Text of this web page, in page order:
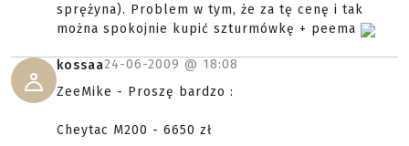
sprężyna). Problem w tym, że za tę cenę i tak
można spokojnie kupić szturmówkę + peema
kossaa24-06-2009 @ 18:08
ZeeMike - Proszę bardzo :
Cheytac M200 - 6650 zł